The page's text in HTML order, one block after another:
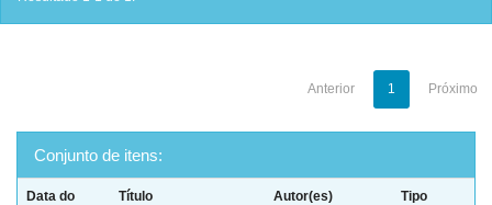
Anterior 1 Próximo
Conjunto de itens:
Data do
Título Autor(es) Tipo